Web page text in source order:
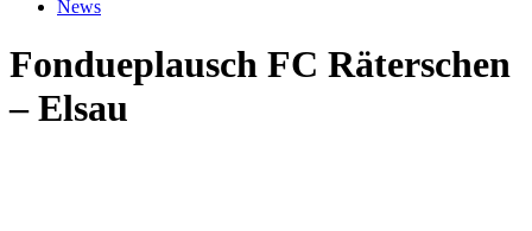
News
Fondueplausch FC Räterschen
– Elsau